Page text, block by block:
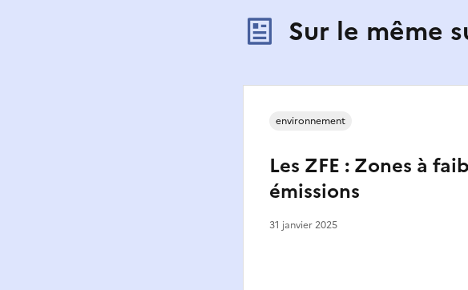
Sur le même
Les ZFE : Zones à
émissions
environnement
31 janvier 2025